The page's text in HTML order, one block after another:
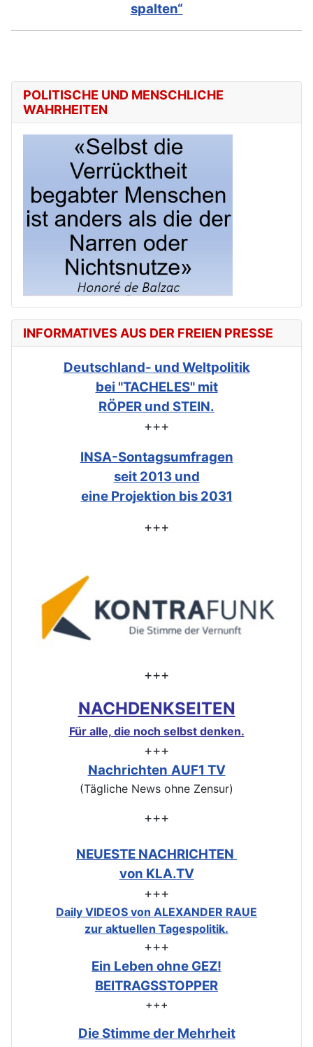
spalten“
POLITISCHE UND MENSCHLICHE
WAHRHEITEN
INFORMATIVES AUS DER FREIEN PRESSE
Deutschland- und Weltpolitik
bei "TACHELES" mit
RÖPER und STEIN.
+++
INSA-Sontagsumfragen
seit 2013 und
eine Projektion bis 2031
+++
+++
NACHDENKSEITEN
Für alle, die noch selbst denken.
+++
Nachrichten AUF1 TV
(Tägliche News ohne Zensur)
+++
NEUESTE NACHRICHTEN
von KLA.TV
+++
Daily VIDEOS von ALEXANDER RAUE
zur aktuellen Tagespolitik.
+++
Ein Leben ohne GEZ!
BEITRAGSSTOPPER
+++
Die Stimme der Mehrheit